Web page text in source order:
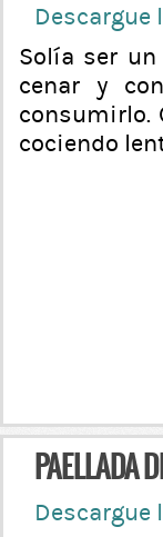
Descargue
Solía ser
cenar y
consumirlo.
cociendo
PAELLADA
Descargue